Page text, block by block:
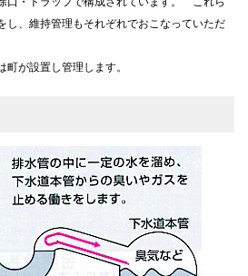
し、維持管理もそれぞれでおこなっていただ
が設置し管理します。